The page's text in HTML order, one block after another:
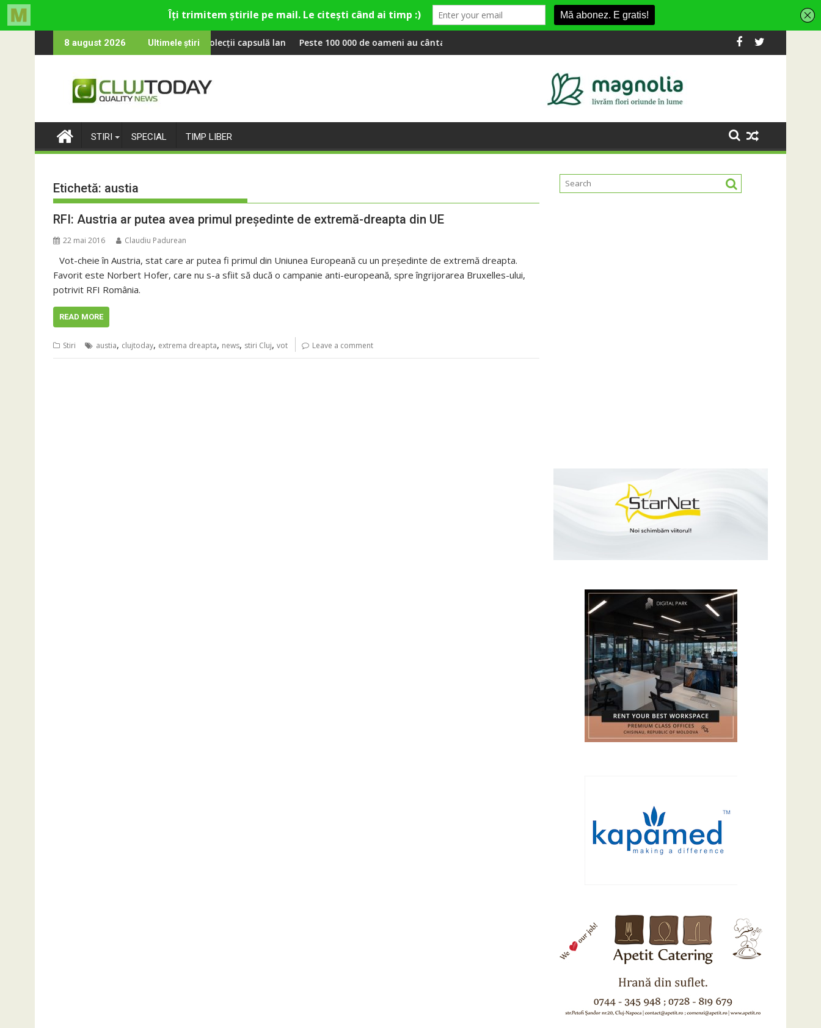
to
8 august 2026 Ultimele știri
revine la UNTOLD 2026: Colecții capsulă lansate cu Gina, Smiley și Theo Rose și comercianți români parteneri, în premieră la Fashion Village
Peste 100 000 de oameni au cântat, la Untold, împreună cu StingRIVUS transformă fosta platformă Carbochim într-un nou centru cultural și de
Când luna devine o întrebare
STIRI SPECIAL TIMP LIBER
Etichetă: austia
RFI: Austria ar putea avea primul președinte de extremă-dreapta din UE
22 mai 2016 Claudiu Padurean
Vot-cheie în Austria, stat care ar putea fi primul din Uniunea Europeană cu un președinte de extremă dreapta.
Favorit este Norbert Hofer, care nu s-a sfiit să ducă o campanie anti-europeană, spre îngrijorarea Bruxelles-ului,
potrivit RFI România.
READ MORE
Stiri austia, clujtoday, extrema dreapta, news, stiri Cluj, vot Leave a comment